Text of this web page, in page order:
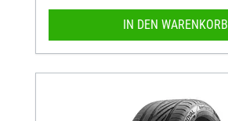
IN DEN WARENKORB